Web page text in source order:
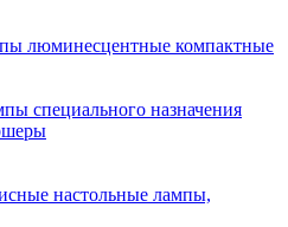
люминесцентные компактные
специального назначения
настольные лампы,